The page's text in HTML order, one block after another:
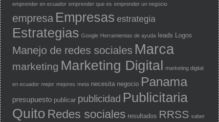
emprender en ecuador emprender que es emprender un negocio
empresa Empresas estrategia
Estrategias Google Herramientas de ayuda leads Logos
Manejo de redes sociales Marca
marketing Marketing Digital marketing digital
en ecuador mejor mejores meta necesita negocio Panama
presupuesto publicar publicidad Publicitaria
Quito Redes sociales resultados RRSS saber